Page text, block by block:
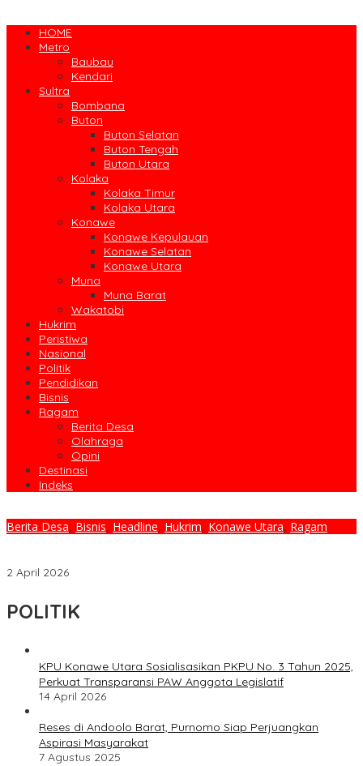
HOME
Metro
Baubau
Kendari
Sultra
Bombana
Buton
Buton Selatan
Buton Tengah
Buton Utara
Kolaka
Kolaka Timur
Kolaka Utara
Konawe
Konawe Kepulauan
Konawe Selatan
Konawe Utara
Muna
Muna Barat
Wakatobi
Hukrim
Peristiwa
Nasional
Politik
Pendidikan
Bisnis
Ragam
Berita Desa
Olahraga
Opini
Destinasi
Indeks
Berita Desa, Bisnis, Headline, Hukrim, Konawe Utara, Ragam
2 April 2026
POLITIK
KPU Konawe Utara Sosialisasikan PKPU No. 3 Tahun 2025,
Perkuat Transparansi PAW Anggota Legislatif
14 April 2026
Reses di Andoolo Barat, Purnomo Siap Perjuangkan
Aspirasi Masyarakat
7 Agustus 2025